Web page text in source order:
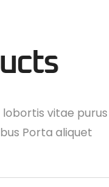
vitae purus
Porta aliquet